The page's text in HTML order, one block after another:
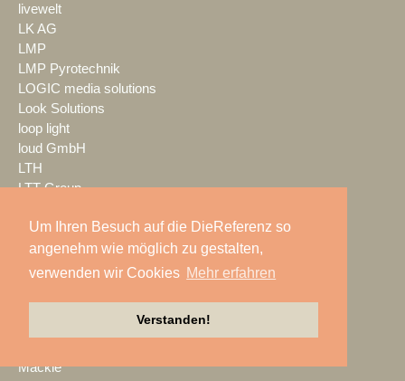
Um Ihren Besuch auf die DieReferenz so
angenehm wie möglich zu gestalten,
verwenden wir Cookies Mehr erfahren
Verstanden!
livewelt
LK AG
LMP
LMP Pyrotechnik
LOGIC media solutions
Look Solutions
loop light
loud GmbH
LTH
LTT Group
Lupax
LUXAV
LYNX Media Systems
Mackie